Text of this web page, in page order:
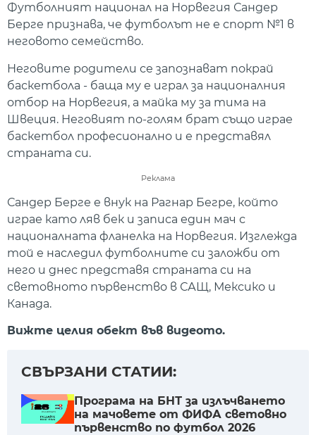
Футболният национал на Норвегия Сандер
Берге признава, че футболът не е спорт №1 в
неговото семейство.
Неговите родители се запознават покрай
баскетбола - баща му е играл за националния
отбор на Норвегия, а майка му за тима на
Швеция. Неговият по-голям брат също играе
баскетбол професионално и е представял
страната си.
Реклама
Сандер Берге е внук на Рагнар Бегре, който
играе като ляв бек и записа един мач с
националната фланелка на Норвегия. Изглежда
той е наследил футболните си заложби от
него и днес представя страната си на
световното първенство в САЩ, Мексико и
Канада.
Вижте целия обект във видеото.
СВЪРЗАНИ СТАТИИ:
Програма на БНТ за излъчването
на мачовете от ФИФА световно
първенство по футбол 2026